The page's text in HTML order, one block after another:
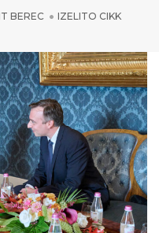
BEREC IZELITO CIKK